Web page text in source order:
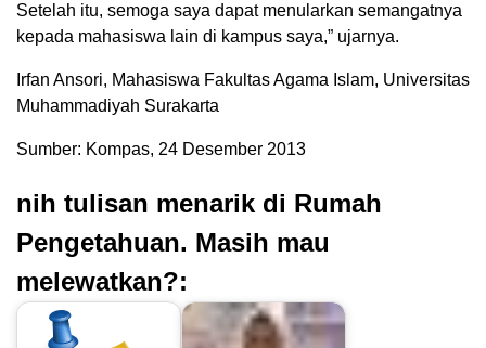
Setelah itu, semoga saya dapat menularkan semangatnya
kepada mahasiswa lain di kampus saya,” ujarnya.
Irfan Ansori, Mahasiswa Fakultas Agama Islam, Universitas
Muhammadiyah Surakarta
Sumber: Kompas, 24 Desember 2013
nih tulisan menarik di Rumah
Pengetahuan. Masih mau
melewatkan?: